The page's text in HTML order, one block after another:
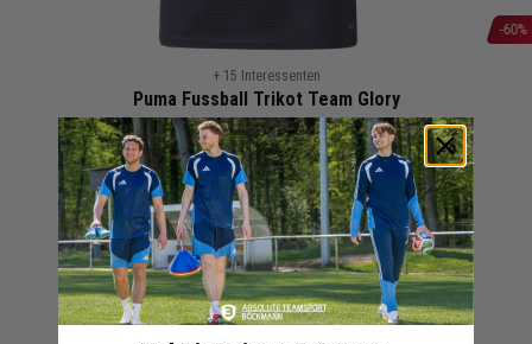
Puma Fussball Trikot Team Glory
Kinder | 705309-22
Gelb
der
Bildergalerie
springen
+ 15 Interessenten
29,95 € UVP
11,98 €
-60%
Online-Preise können von den Filialpreisen abweichen
Artikel merken